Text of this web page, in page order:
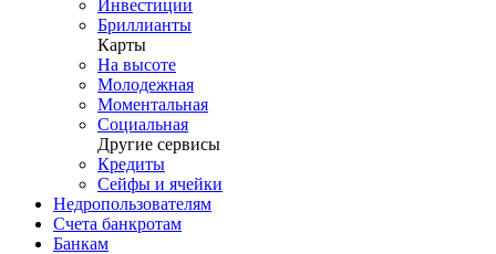
Инвестиции
Бриллианты
Карты
На высоте
Молодежная
Моментальная
Социальная
Другие сервисы
Кредиты
Сейфы и ячейки
Недропользователям
Счета банкротам
Банкам